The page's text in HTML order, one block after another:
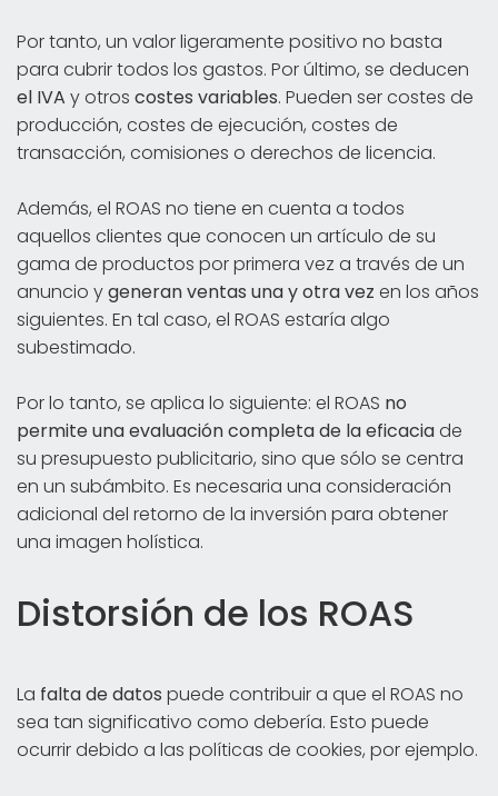
Por tanto, un valor ligeramente positivo no basta
para cubrir todos los gastos. Por último, se deducen
el IVA y otros costes variables. Pueden ser costes de
producción, costes de ejecución, costes de
transacción, comisiones o derechos de licencia.
Además, el ROAS no tiene en cuenta a todos
aquellos clientes que conocen un artículo de su
gama de productos por primera vez a través de un
anuncio ygeneran ventas una y otra vez en los años
siguientes. En tal caso, el ROAS estaría algo
subestimado.
Por lo tanto, se aplica lo siguiente: el ROAS no
permite una evaluación completa de la eficaciade
su presupuesto publicitario, sino que sólo se centra
en un subámbito. Es necesaria una consideración
adicional del retorno de la inversión para obtener
una imagen holística.
Distorsión de los ROAS
La falta de datos puede contribuir a que el ROAS no
sea tan significativo como debería. Esto puede
ocurrir debido a las políticas de cookies, por ejemplo.